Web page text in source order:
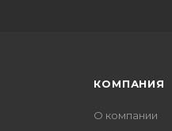
КОМПАНИЯ
О компании